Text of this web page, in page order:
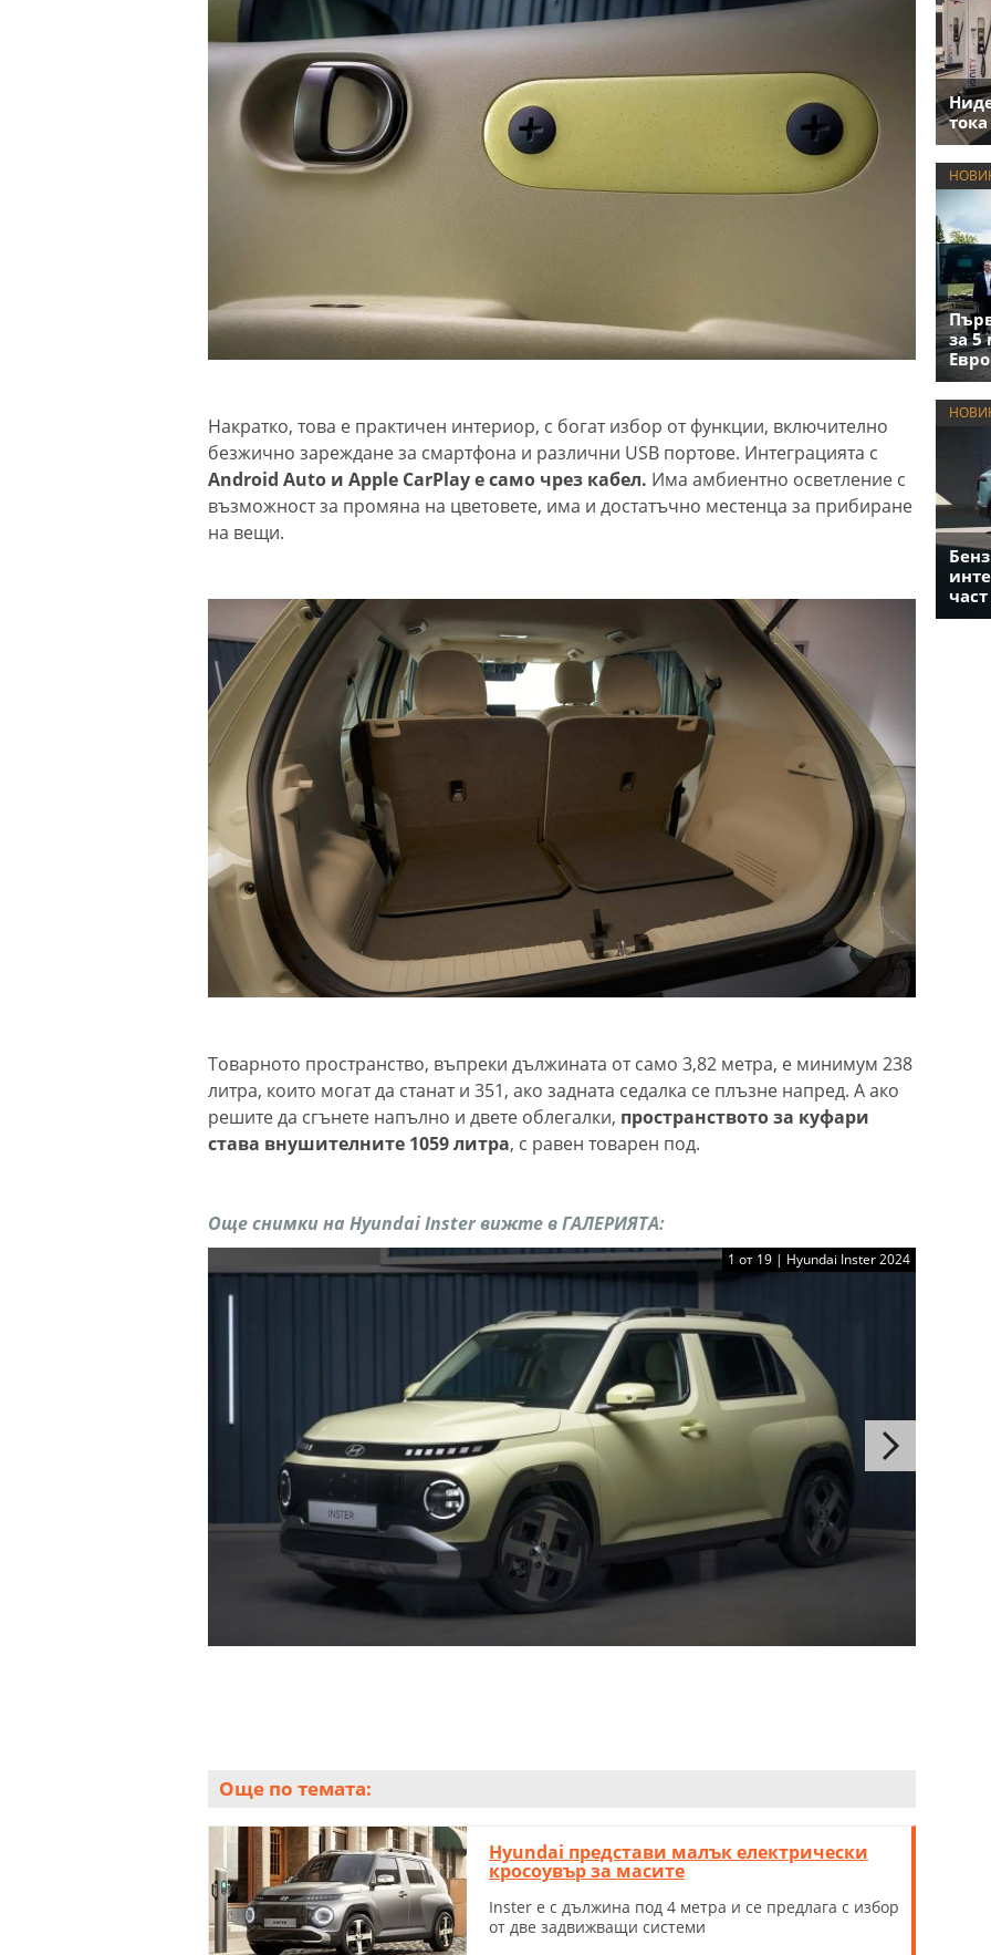
Накратко, това е практичен интериор, с богат избор от функции, включително
безжично зареждане за смартфона и различни USB портове. Интеграцията с
Android Auto и Apple CarPlay е само чрез кабел. Има амбиентно осветление с
възможност за промяна на цветовете, има и достатъчно местенца за прибиране
на вещи.
Товарното пространство, въпреки дължината от само 3,82 метра, е минимум 238
литра, които могат да станат и 351, ако задната седалка се плъзне напред. А ако
решите да сгънете напълно и двете облегалки, пространството за куфари
става внушителните 1059 литра, с равен товарен под.
Още снимки на Hyundai Inster вижте в ГАЛЕРИЯТА:
1 от 19 | Hyundai Inster 2024
Още по темата:
Hyundai представи малък електрически
кросоувър за масите
Inster е с дължина под 4 метра и се предлага с избор
от две задвижващи системи
за 5
част